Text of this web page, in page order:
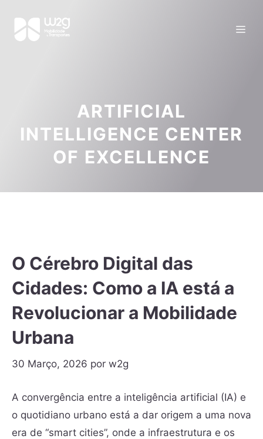
ARTIFICIAL
INTELLIGENCE CENTER
OF EXCELLENCE
O Cérebro Digital das
Cidades: Como a IA está a
Revolucionar a Mobilidade
Urbana
30 Março, 2026 por w2g
A convergência entre a inteligência artificial (IA) e
o quotidiano urbano está a dar origem a uma nova
era de “smart cities”, onde a infraestrutura e os